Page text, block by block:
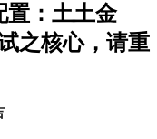
置：土土金
之核心，请重